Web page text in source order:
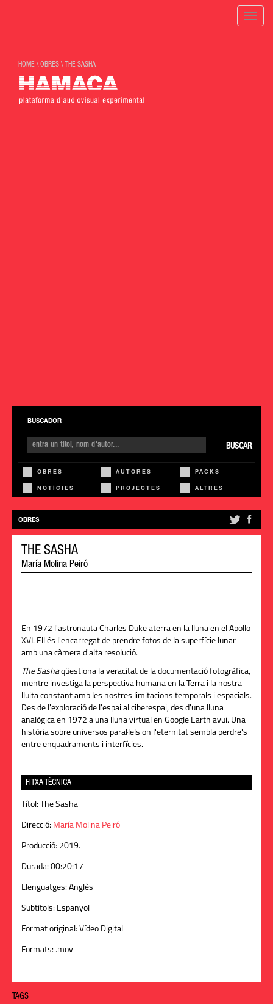
Toggle
HOME \OBRES \ THE SASHA
BUSCADOR
BUSCAR
OBRES AUTORES PACKS
NOTÍCIES PROJECTES ALTRES
OBRES
THE SASHA
María Molina Peiró
En 1972 l'astronauta Charles Duke aterra en la lluna en el Apollo
XVI. Ell és l'encarregat de prendre fotos de la superfície lunar
amb una càmera d'alta resolució.
The Sashaqüestiona la veracitat de la documentació fotogràfica,
mentre investiga la perspectiva humana en la Terra i la nostra
lluita constant amb les nostres limitacions temporals i espacials.
Des de l'exploració de l'espai al ciberespai, des d'una lluna
analògica en 1972 a una lluna virtual en Google Earth avui. Una
història sobre universos paral·lels on l'eternitat sembla perdre's
entre enquadraments i interfícies.
FITXA TÈCNICA
Títol: The Sasha
Direcció: María Molina Peiró
Producció: 2019.
Durada: 00:20:17
Llenguatges: Anglès
Subtítols: Espanyol
Format original: Vídeo Digital
Formats: .mov
TAGS